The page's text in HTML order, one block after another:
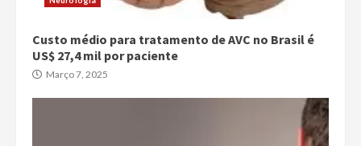
Custo médio para tratamento de AVC no Brasil é
US$ 27,4 mil por paciente
Março 7, 2025